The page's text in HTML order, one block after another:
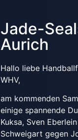
Jade-
Aurich
Hallo liebe
WHV,
am kommenden
einige spannende
Kuksa, Sven
Schweigart gegen